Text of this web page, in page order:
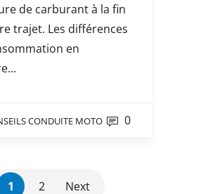
de carburant à la fin
trajet. Les différences
en
CONDUITE MOTO 0
1 2 Next